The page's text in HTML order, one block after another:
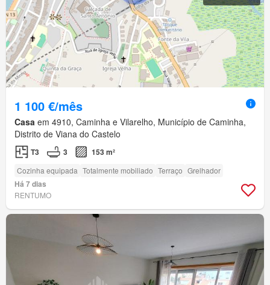
1 100 €/mês
Casa em 4910, Caminha e Vilarelho, Município de Caminha,
Distrito de Viana do Castelo
T3 3 153 m²
Cozinha equipada Totalmente mobiliado Terraço Grelhador
Há 7 dias
RENTUMO